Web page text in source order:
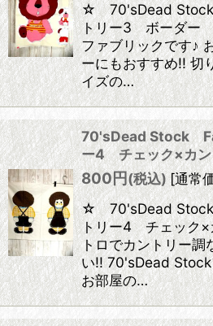
☆ 70'sDead
トリー3 ボーダ
ファブリックです♪
ーにもおすすめ!! 切
イズの…
70'sDead Stock
ー4 チェック×カ
800円(税込)[通常
☆ 70'sDead
トリー4 チェック
トロでカントリー調
い!! 70'sDead
お部屋の…